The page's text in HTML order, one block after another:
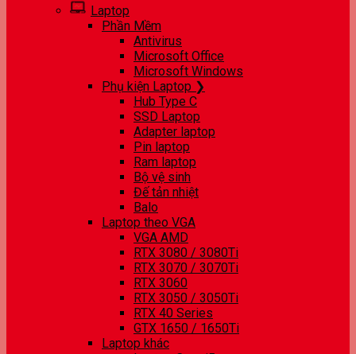
Laptop
Phần Mềm
Antivirus
Microsoft Office
Microsoft Windows
Phụ kiện Laptop ❯
Hub Type C
SSD Laptop
Adapter laptop
Pin laptop
Ram laptop
Bộ vệ sinh
Đế tản nhiệt
Balo
Laptop theo VGA
VGA AMD
RTX 3080 / 3080Ti
RTX 3070 / 3070Ti
RTX 3060
RTX 3050 / 3050Ti
RTX 40 Series
GTX 1650 / 1650Ti
Laptop khác